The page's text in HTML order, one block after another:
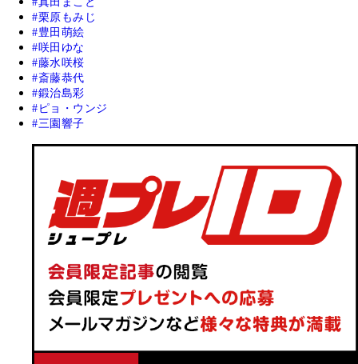
栗原もみじ
豊田萌絵
咲田ゆな
藤水咲桜
斎藤恭代
鍛治島彩
ピョ・ウンジ
三園響子